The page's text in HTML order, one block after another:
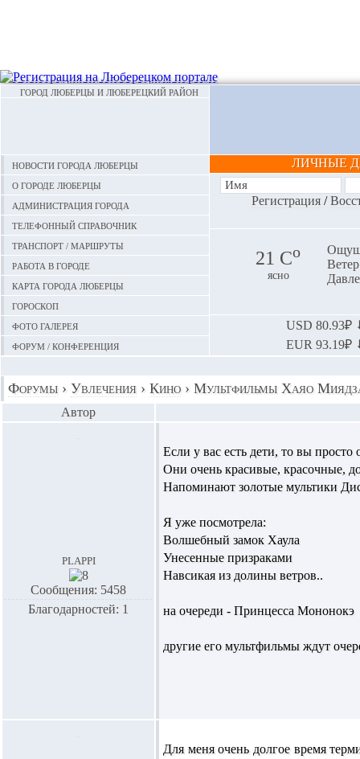
ГОРОД ЛЮБЕРЦЫ И ЛЮБЕРЕЦКИЙ РАЙОН
Новости города Люберцы
О городе Люберцы
Администрация города
Телефонный справочник
Транспорт / маршруты
Работа в городе
Карта города Люберцы
Гороскоп
Фото галерея
Форум / конференция
ЛИЧНЫЕ
Регистрация/
21 Сo
ясно
USD 80.93₽
EUR 93.19₽
Форумы › Увлечения › Кино › Мультфильмы Хаяо
Автор
plappi
Сообщения: 5458
Благодарностей: 1
Если у вас есть дети, то вы
Они очень красивые, красочные,
Напоминают золотые мультики
Я уже посмотрела:
Волшебный замок Хаула
Унесенные призраками
Навсикая из долины ветров..
на очереди - Принцесса Мононокэ
другие его мультфильмы ждут
Для меня очень долгое время